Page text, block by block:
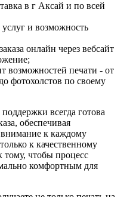
в г Аксай и по всей
и возможность
онлайн через вебсайт
возможностей печати - от
фотохолстов по своему
всегда готова
обеспечивая
к каждому
к качественному
тому, чтобы процесс
комфортным для